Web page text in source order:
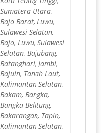
Sumatera Utara,
Bajo Barat, Luwu,
Sulawesi Selatan,
Bajo, Luwu, Sulawesi
Selatan, Bajubang,
Batanghari, Jambi,
Bajuin, Tanah Laut,
Kalimantan Selatan,
Bakam, Bangka,
Bangka Belitung,
Bakarangan, Tapin,
Kalimantan Selatan,